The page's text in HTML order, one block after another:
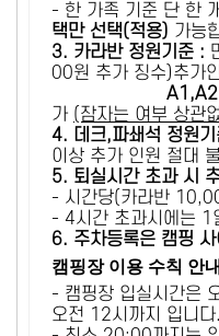
- 한 가족 기준 단 한
택만 선택(적용) 가능
3. 카라반 정원기준 :
00원 추가 징수)추가
A1,A2 카
가 (잠자는 여부 상관
4. 데크,파쇄석 정원
이상 추가 인원 절대
5. 퇴실시간 초과 시
- 시간당(카라반
- 4시간 초과시에는 1
6. 주차등록은 캠핑
캠핑장 이용 수칙 안내
- 캠핑장 입실시간은
오전 12시까지 입니다.